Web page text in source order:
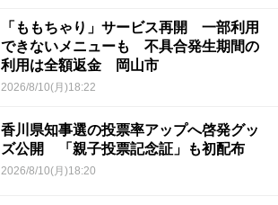
「ももちゃり」サービス再開 一部利用
できないメニューも 不具合発生期間の
利用は全額返金 岡山市
2026/8/10(月)18:22
香川県知事選の投票率アップへ啓発グッ
ズ公開 「親子投票記念証」も初配布
2026/8/10(月)18:20